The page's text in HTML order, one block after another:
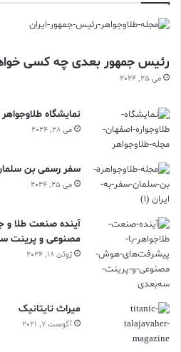
رئیس جمهور بعدی چه کسی
می 25, 2024
نمایشگاه طلاوجواهر
می 28, 2024
سفر رسمی بن
می 25, 2024
آینده صنعت طلا و
مصنوعی و پرینت
ژوئن 18, 2024
ميراث تايتانيک
آگوست 7, 2021